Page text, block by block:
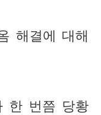
해결에 대해
한 번쯤 당황